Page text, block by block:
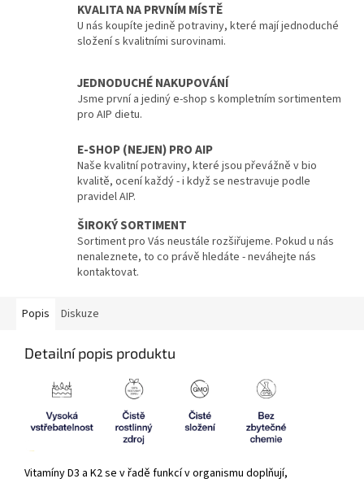
KVALITA NA PRVNÍM MÍSTĚ
U nás koupíte jedině potraviny, které mají jednoduché
složení s kvalitními surovinami.
JEDNODUCHÉ NAKUPOVÁNÍ
Jsme první a jediný e-shop s kompletním sortimentem
pro AIP dietu.
E-SHOP (NEJEN) PRO AIP
Naše kvalitní potraviny, které jsou převážně v bio
kvalitě, ocení každý - i když se nestravuje podle
pravidel AIP.
ŠIROKÝ SORTIMENT
Sortiment pro Vás neustále rozšiřujeme. Pokud u nás
nenaleznete, to co právě hledáte - neváhejte nás
kontaktovat.
Popis Diskuze
Detailní popis produktu
Vitamíny D3 a K2 se v řadě funkcí v organismu doplňují,